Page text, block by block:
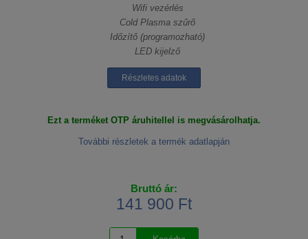
Wifi vezérlés
Cold Plasma szűrő
Időzítő (programozható)
LED kijelző
Részletes adatok
Ezt a terméket OTP áruhitellel is megvásárolhatja.
További részletek a termék adatlapján
Bruttó ár:
141 900 Ft